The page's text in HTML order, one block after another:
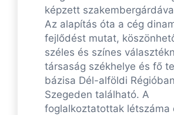
képzett
Az alapítás óta a cég
fejlődést mutat,
széles és színes
társaság székhelye és fő
bázisa Dél-alföldi
Szegeden található. A
foglalkoztatottak létszáma